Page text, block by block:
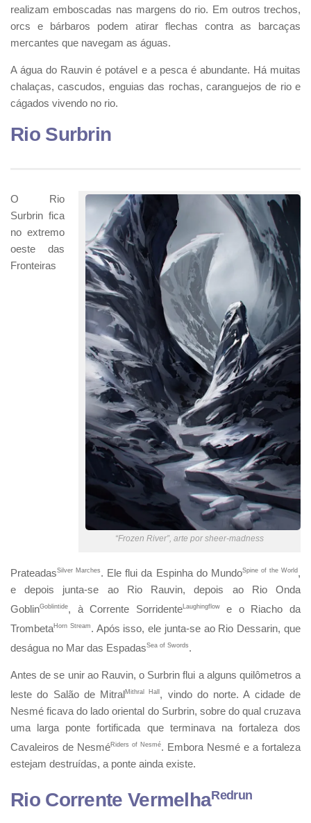
realizam emboscadas nas margens do rio. Em outros trechos,
orcs e bárbaros podem atirar flechas contra as barcaças
mercantes que navegam as águas.
A água do Rauvin é potável e a pesca é abundante. Há muitas
chalaças, cascudos, enguias das rochas, caranguejos de rio e
cágados vivendo no rio.
Rio Surbrin
“Frozen River”, arte por sheer-madness
O Rio
Surbrin fica
no extremo
oeste das
Fronteiras
PrateadasSilver Marches . Ele flui da Espinha do MundoSpine of the World ,
e depois junta-se ao Rio Rauvin, depois ao Rio Onda
GoblinGoblintide, à Corrente Sorridente Laughingflowe o Riacho da
TrombetaHorn Stream . Após isso, ele junta-se ao Rio Dessarin, que
deságua no Mar das EspadasSea of Swords .
Antes de se unir ao Rauvin, o Surbrin flui a alguns quilômetros a
leste do Salão de MitralMithral Hall , vindo do norte. A cidade de
Nesmé ficava do lado oriental do Surbrin, sobre do qual cruzava
uma larga ponte fortificada que terminava na fortaleza dos
Cavaleiros de NesméRiders of Nesmé. Embora Nesmé e a fortaleza
estejam destruídas, a ponte ainda existe.
Rio Corrente VermelhaRedrun